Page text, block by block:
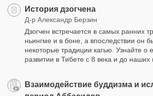
История дзогчена
Д-р Александр Берзин
Дзогчен встречается в самых ранних
ньингме и в боне, а впоследствии он
некоторые традиции кагью. Узнайте о
развитии в Тибете с 8 века и до наших
Взаимодействие буддизма и